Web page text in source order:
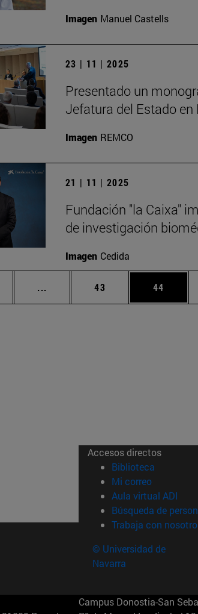
Imagen Manuel Castells
23 | 11 | 2025
Presentado un
Jefatura del Estado
Imagen REMCO
21 | 11 | 2025
Fundación "la Caixa"
de investigación
Imagen Cedida
... Páginas intermedias Use TAB
Página
43 Página
44
Accesos directos
Biblioteca (abre en
Mi correo(abre en
Aula virtual ADI
Búsqueda de
Trabaja con
© Universidad de
Navarra
Campus Donostia-San